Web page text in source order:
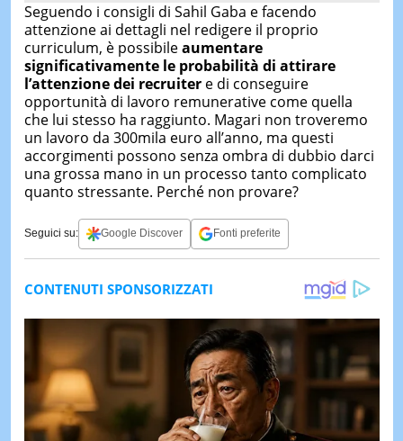
Seguendo i consigli di Sahil Gaba e facendo
attenzione ai dettagli nel redigere il proprio
curriculum, è possibileaumentare
significativamente le probabilità di attirare
l’attenzione dei recruitere di conseguire
opportunità di lavoro remunerative come quella
che lui stesso ha raggiunto. Magari non troveremo
un lavoro da 300mila euro all’anno, ma questi
accorgimenti possono senza ombra di dubbio darci
una grossa mano in un processo tanto complicato
quanto stressante. Perché non provare?
Seguici su: Google Discover Fonti preferite